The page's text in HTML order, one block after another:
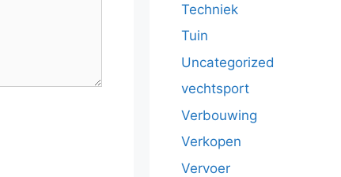
Techniek
Tuin
Uncategorized
vechtsport
Verbouwing
Verkopen
Vervoer